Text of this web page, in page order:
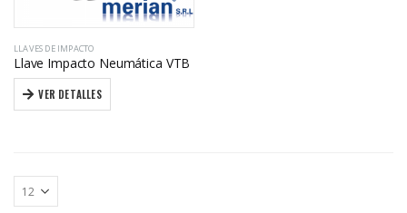
LLAVES DE IMPACTO
Llave Impacto Neumática VTB
VER DETALLES